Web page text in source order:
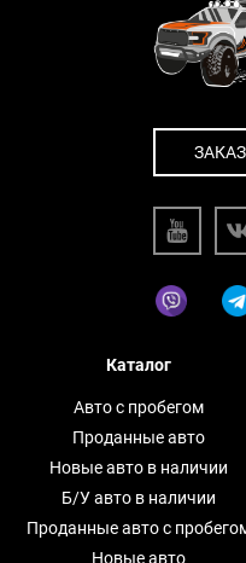
Каталог
Авто с пробегом
Проданные авто
Новые авто в наличии
Б/У авто в наличии
Проданные авто с
Новые авто